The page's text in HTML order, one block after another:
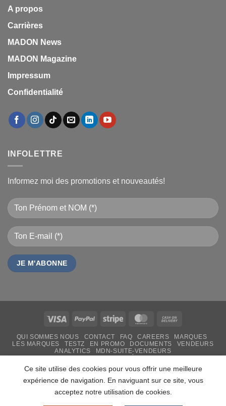
A propos
Carrières
MADON News
MADON Magazine
Impressum
Confidentialité
INFOLETTRE
Informez moi des promotions et nouveautés!
Visa PayPal Stripe MasterCard
Delivery
QUI SOMMES NOUS CONTACT FAQ CAREERS
MARQUES
LES MARQUES
TESTZ EN PROMO DOCUMENTS
VENDEURS
ANALYTICS
MDN-SUITE-VENDEURS
IMPRESSION PERSONNALISÉE
MON-TSHIRT
FÊTE DES MÈRES 31 MAI 2026 CAMEROUN
PASS LIVRAISON & SERVICE
Copyright 2026 © MADON DEV
Ce site utilise des cookies pour vous offrir une meilleure
expérience de navigation. En naviguant sur ce site, vous
acceptez notre utilisation de cookies.